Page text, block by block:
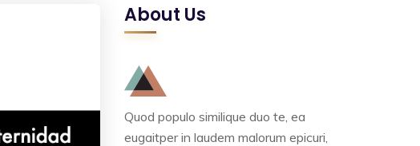
About Us
Quod populo similique duo te, ea
eugaitper in laudem malorum epicuri,